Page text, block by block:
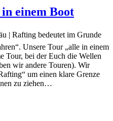
einem Boot
| Rafting bedeutet im Grunde
Unsere Tour „alle in einem
Tour, bei der Euch die Wellen
wir andere Touren). Wir
um einen klare Grenze
zu ziehen…